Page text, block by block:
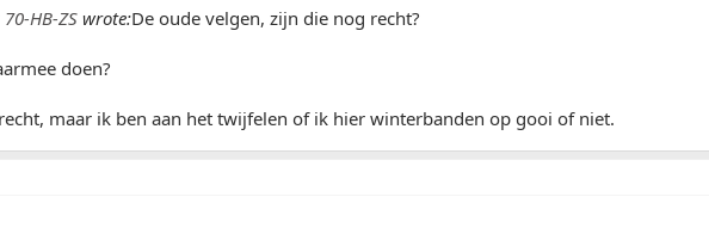
HB-ZS wrote:De oude velgen, zijn die nog recht?
doen?
maar ik ben aan het twijfelen of ik hier winterbanden op gooi of niet.